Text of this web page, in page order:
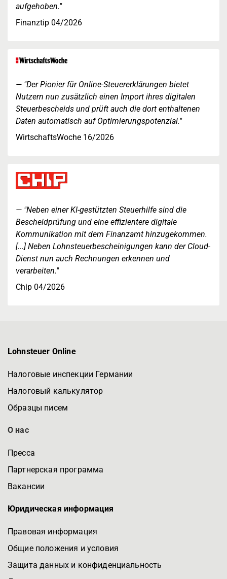
aufgehoben."
Finanztip 04/2026
"Der Pionier für Online-Steuererklärungen bietet
Nutzern nun zusätzlich einen Import ihres digitalen
Steuerbescheids und prüft auch die dort enthaltenen
Daten automatisch auf Optimierungspotenzial."
WirtschaftsWoche 16/2026
"Neben einer KI-gestützten Steuerhilfe sind die
Bescheidprüfung und eine effizientere digitale
Kommunikation mit dem Finanzamt hinzugekommen.
[...] Neben Lohnsteuerbescheinigungen kann der Cloud-
Dienst nun auch Rechnungen erkennen und
verarbeiten."
Chip 04/2026
Lohnsteuer Online
Налоговые инспекции Германии
Налоговый калькулятор
Образцы писем
О нас
Пресса
Партнерская программа
Вакансии
Юридическая информация
Правовая информация
Общие положения и условия
Защита данных и конфиденциальность